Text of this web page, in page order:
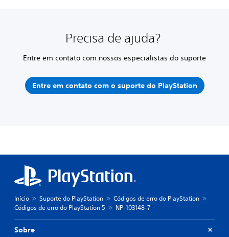
Precisa de ajuda?
Entre em contato com nossos especialistas do suporte
Entre em contato com o suporte do PlayStation
Início Suporte do PlayStation
Códigos de erro do PlayStation
Códigos de erro do PlayStation 5
NP-103148-7
Sobre